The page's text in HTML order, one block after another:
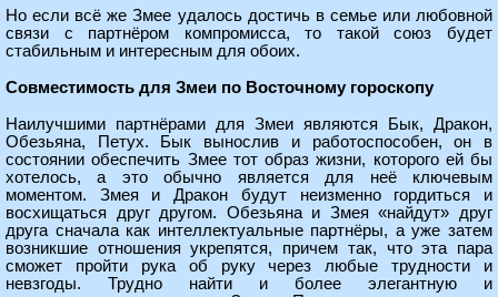
Но если всё же Змее удалось достичь в семье или любовной
связи с партнёром компромисса, то такой союз будет
стабильным и интересным для обоих.
Совместимость для Змеи по Восточному гороскопу
Наилучшими партнёрами для Змеи являются Бык, Дракон,
Обезьяна, Петух. Бык вынослив и работоспособен, он в
состоянии обеспечить Змее тот образ жизни, которого ей бы
хотелось, а это обычно является для неё ключевым
моментом. Змея и Дракон будут неизменно гордиться и
восхищаться друг другом. Обезьяна и Змея «найдут» друг
друга сначала как интеллектуальные партнёры, а уже затем
возникшие отношения укрепятся, причем так, что эта пара
сможет пройти рука об руку через любые трудности и
невзгоды. Трудно найти и более элегантную и